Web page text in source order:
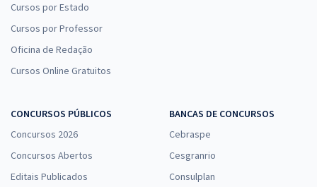
Cursos por Estado
Cursos por Professor
Oficina de Redação
Cursos Online Gratuitos
CONCURSOS PÚBLICOS
Concursos 2026
Concursos Abertos
Editais Publicados
BANCAS DE CONCURSOS
Cebraspe
Cesgranrio
Consulplan